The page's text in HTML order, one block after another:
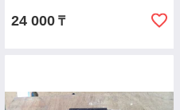
24 000 ₸